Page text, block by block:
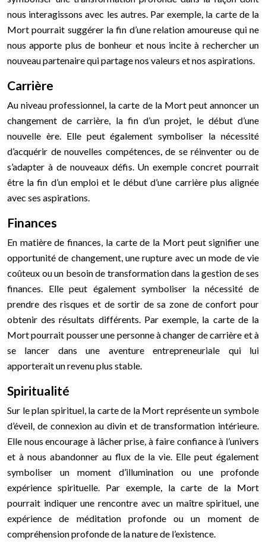
nous interagissons avec les autres. Par exemple, la carte de la
Mort pourrait suggérer la fin d’une relation amoureuse qui ne
nous apporte plus de bonheur et nous incite à rechercher un
nouveau partenaire qui partage nos valeurs et nos aspirations.
Carrière
Au niveau professionnel, la carte de la Mort peut annoncer un
changement de carrière, la fin d’un projet, le début d’une
nouvelle ère. Elle peut également symboliser la nécessité
d’acquérir de nouvelles compétences, de se réinventer ou de
s’adapter à de nouveaux défis. Un exemple concret pourrait
être la fin d’un emploi et le début d’une carrière plus alignée
avec ses aspirations.
Finances
En matière de finances, la carte de la Mort peut signifier une
opportunité de changement, une rupture avec un mode de vie
coûteux ou un besoin de transformation dans la gestion de ses
finances. Elle peut également symboliser la nécessité de
prendre des risques et de sortir de sa zone de confort pour
obtenir des résultats différents. Par exemple, la carte de la
Mort pourrait pousser une personne à changer de carrière et à
se lancer dans une aventure entrepreneuriale qui lui
apporterait un revenu plus stable.
Spiritualité
Sur le plan spirituel, la carte de la Mort représente un symbole
d’éveil, de connexion au divin et de transformation intérieure.
Elle nous encourage à lâcher prise, à faire confiance à l’univers
et à nous abandonner au flux de la vie. Elle peut également
symboliser un moment d’illumination ou une profonde
expérience spirituelle. Par exemple, la carte de la Mort
pourrait indiquer une rencontre avec un maître spirituel, une
expérience de méditation profonde ou un moment de
compréhension profonde de la nature de l’existence.